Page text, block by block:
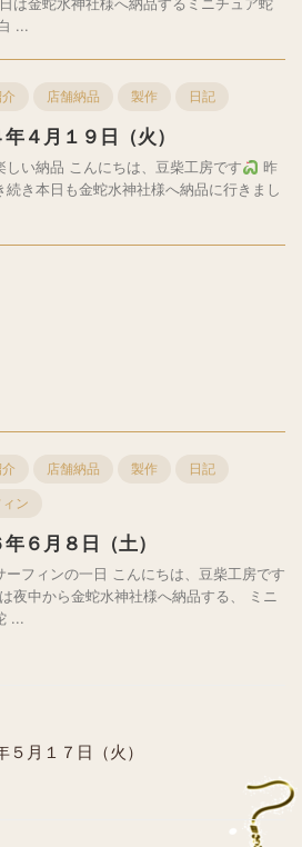
は金蛇水神社様へ納品するミニチュア蛇
...
店舗納品 製作 日記
４月１９日（火）
しい納品 こんにちは、豆柴工房です
昨
続き本日も金蛇水神社様へ納品に行きまし
店舗納品 製作 日記
ン
６月８日（土）
ーフィンの一日 こんにちは、豆柴工房です
夜中から金蛇水神社様へ納品する、 ミニ
...
５月１７日（火）